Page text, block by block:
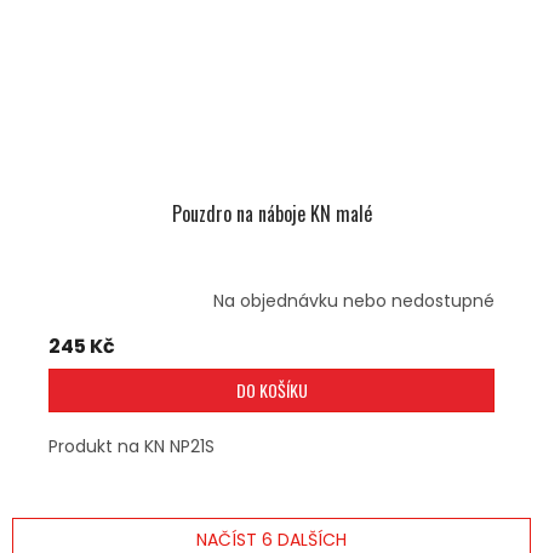
Pouzdro na náboje KN malé
Na objednávku nebo nedostupné
245 Kč
DO KOŠÍKU
Produkt na KN NP21S
NAČÍST 6 DALŠÍCH